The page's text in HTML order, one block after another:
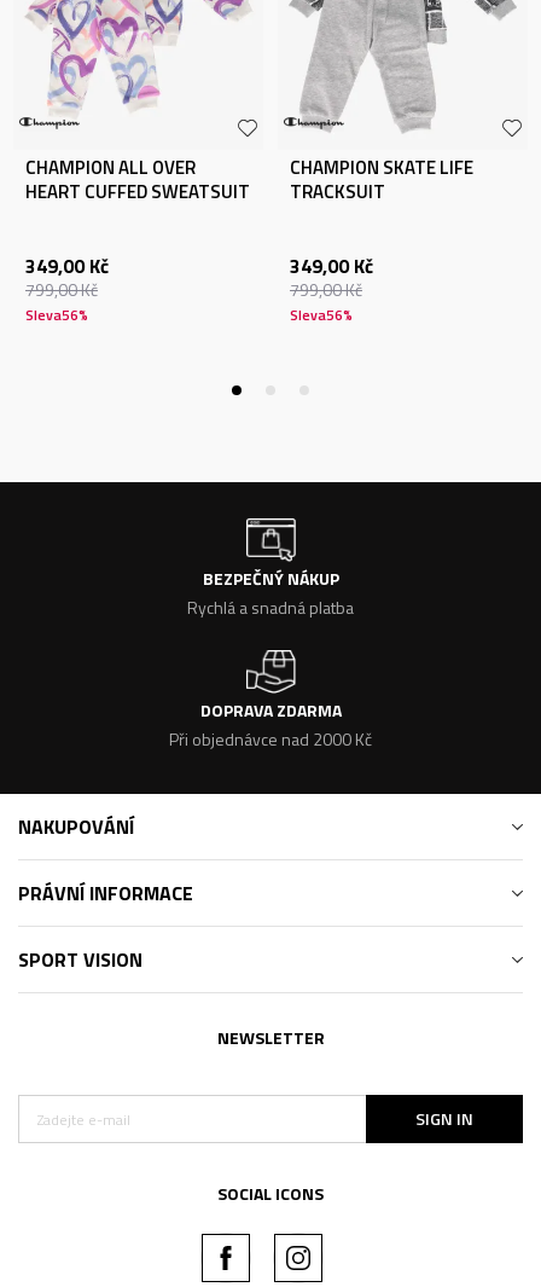
CHAMPION ALL OVER
HEART CUFFED SWEATSUIT
349,00 Kč
799,00Kč
Sleva56%
CHAMPION SKATE LIFE
TRACKSUIT
349,00 Kč
799,00Kč
Sleva56%
BEZPEČNÝ NÁKUP
Rychlá a snadná platba
DOPRAVA ZDARMA
Při objednávce nad 2000 Kč
NAKUPOVÁNÍ
PRÁVNÍ INFORMACE
SPORT VISION
NEWSLETTER
SIGN IN
SOCIAL ICONS